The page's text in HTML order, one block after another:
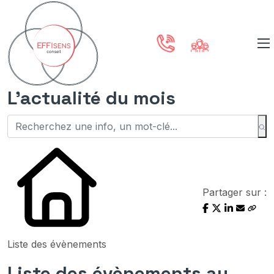
L'actualité du mois
Liste des évènements
Partager sur :